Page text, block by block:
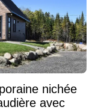
nichée
avec